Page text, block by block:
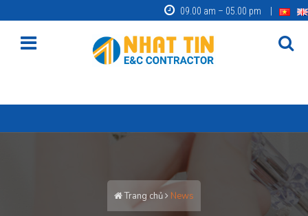
09.00 am – 05.00 pm
Trang chủ News